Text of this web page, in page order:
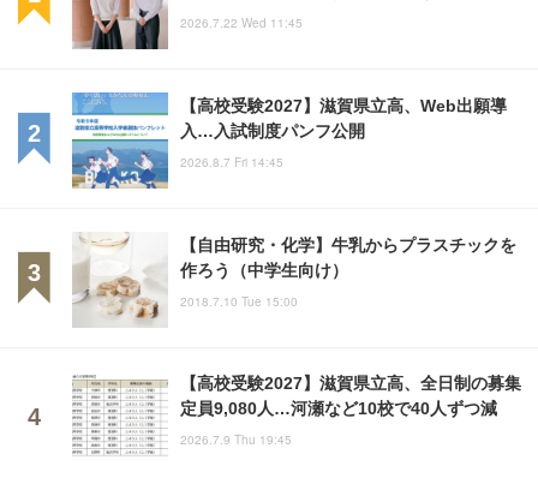
2026.7.22 Wed 11:45
【高校受験2027】滋賀県立高、Web出願導
入…入試制度パンフ公開
2026.8.7 Fri 14:45
【自由研究・化学】牛乳からプラスチックを
作ろう（中学生向け）
2018.7.10 Tue 15:00
【高校受験2027】滋賀県立高、全日制の募集
定員9,080人…河瀬など10校で40人ずつ減
2026.7.9 Thu 19:45